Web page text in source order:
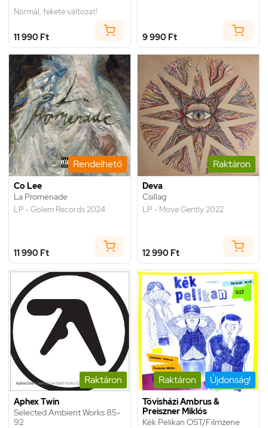
Normál, fekete változat!
11 990 Ft 9 990 Ft
Rendelhető
Co Lee
La Promenade
LP - Golem Records 2024
11 990 Ft
Raktáron
Deva
Csillag
LP - Move Gently 2022
12 990 Ft
Raktáron
Aphex Twin
Selected Ambient Works 85-
92
Raktáron Újdonság!
Tövisházi Ambrus &
Preiszner Miklós
Kék Pelikan OST/Filmzene